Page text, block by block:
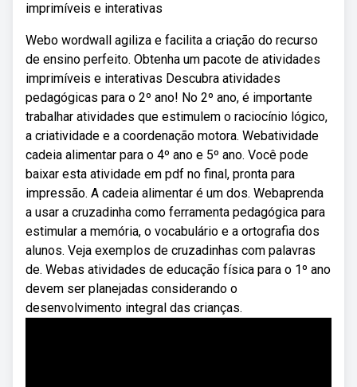
imprimíveis e interativas
Webo wordwall agiliza e facilita a criação do recurso
de ensino perfeito. Obtenha um pacote de atividades
imprimíveis e interativas Descubra atividades
pedagógicas para o 2º ano! No 2º ano, é importante
trabalhar atividades que estimulem o raciocínio lógico,
a criatividade e a coordenação motora. Webatividade
cadeia alimentar para o 4º ano e 5º ano. Você pode
baixar esta atividade em pdf no final, pronta para
impressão. A cadeia alimentar é um dos. Webaprenda
a usar a cruzadinha como ferramenta pedagógica para
estimular a memória, o vocabulário e a ortografia dos
alunos. Veja exemplos de cruzadinhas com palavras
de. Webas atividades de educação física para o 1º ano
devem ser planejadas considerando o
desenvolvimento integral das crianças.